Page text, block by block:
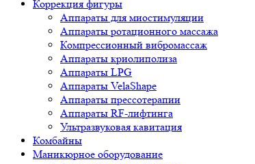
Коррекция фигуры
Аппараты для миостимуляции
Аппараты ротационного массажа
Компрессионный вибромассаж
Аппараты криолиполиза
Аппараты LPG
Аппараты VelaShape
Аппараты прессотерапии
Аппараты RF-лифтинга
Ультразвуковая кавитация
Комбайны
Маникюрное оборудование